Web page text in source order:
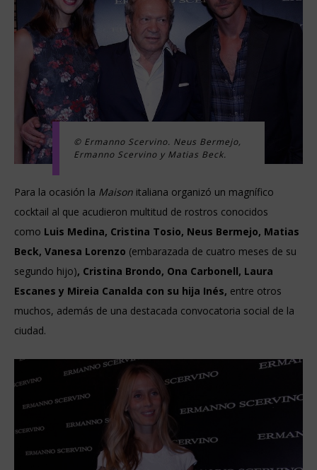
© Ermanno Scervino. Neus Bermejo,
Ermanno Scervino y Matias Beck.
Para la ocasión la Maison italiana organizó un magnífico
cocktail al que acudieron multitud de rostros conocidos
como Luis Medina, Cristina Tosio, Neus Bermejo, Matias
Beck, Vanesa Lorenzo (embarazada de cuatro meses de su
segundo hijo), Cristina Brondo, Ona Carbonell, Laura
Escanes y Mireia Canalda con su hija Inés, entre otros
muchos, además de una destacada convocatoria social de la
ciudad.